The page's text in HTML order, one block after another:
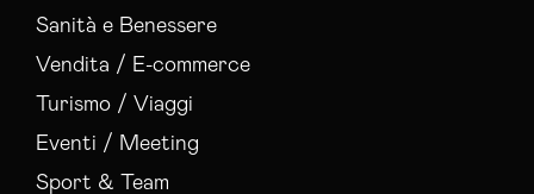
Sanità e Benessere
Vendita / E-commerce
Turismo / Viaggi
Eventi / Meeting
Sport & Team